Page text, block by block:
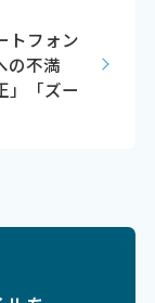
トフォン
の不満
」「ズー